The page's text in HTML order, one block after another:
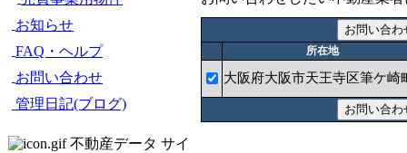
お知らせ
FAQ・ヘルプ
お問い合わせ
管理日記(ブログ)
不動産データ サイ
所在地
大阪府大阪市天王寺区筆ケ崎